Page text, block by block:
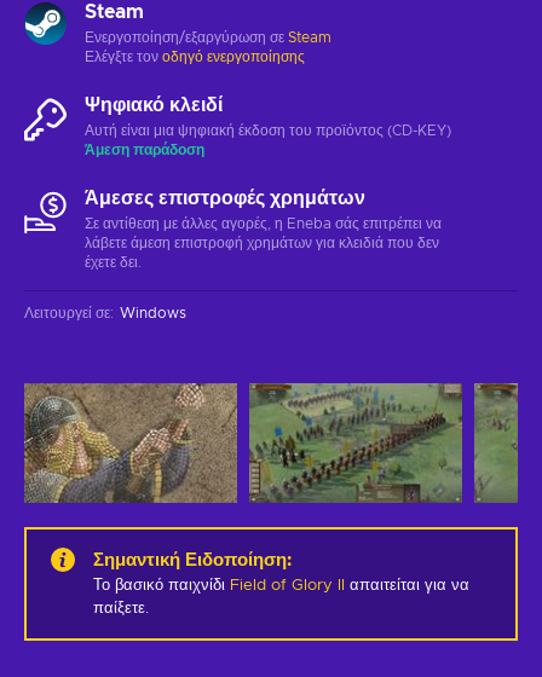
Steam
Ενεργοποίηση/εξαργύρωση σε Steam
Ελέγξτε τον οδηγό ενεργοποίησης
Ψηφιακό κλειδί
Αυτή είναι μια ψηφιακή έκδοση του προϊόντος (CD-KEY)
Άμεση παράδοση
Άμεσες επιστροφές χρημάτων
Σε αντίθεση με άλλες αγορές, η Eneba σάς επιτρέπει να
λάβετε άμεση επιστροφή χρημάτων για κλειδιά που δεν
έχετε δει.
Λειτουργεί σε: Windows
Σημαντική Ειδοποίηση:
Το βασικό παιχνίδι Field of Glory II
απαιτείται για να
παίξετε.